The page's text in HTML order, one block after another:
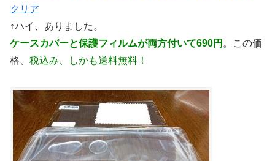
クリア
↑ハイ、ありました。
ケースカバーと保護フィルムが両方付いて690円 。この価
格、 税込み、しかも送料無料！